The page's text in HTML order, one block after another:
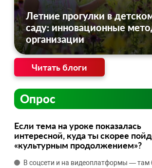
Летние прогулки в
саду: инновационные
организации
Читать блоги
Опрос
Если тема на уроке показалась
интересной, куда ты скорее
«культурным продолжением»?
В соцсети и на видеоплатформы — там